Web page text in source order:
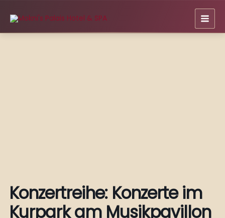
Inhalt
springen
Konzertreihe: Konzerte im
Kurpark am Musikpavillon